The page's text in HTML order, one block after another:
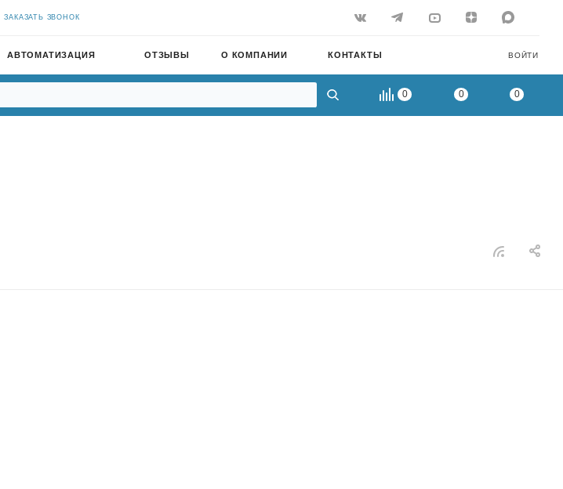
ЗАКАЗАТЬ ЗВОНОК
ВОЙТИ
АВТОМАТИЗАЦИЯ ОТЗЫВЫ О КОМПАНИИ КОНТАКТЫ
0 0 0